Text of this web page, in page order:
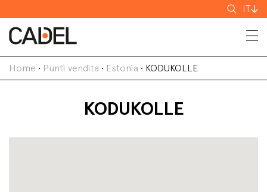
Cerca
IT
Home • Punti vendita • Estonia • KODUKOLLE
KODUKOLLE